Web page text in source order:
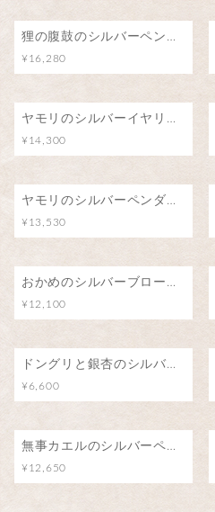
狸の腹鼓のシルバーペンダント/月明りの下で
¥16,280
ヤモリのシルバーイヤリング/阿吽
¥14,300
ヤモリのシルバーペンダント
¥13,530
おかめのシルバーブローチ（ピンバッジ）
¥12,100
ドングリと銀杏のシルバーブローチ（ピンバッジ）
¥6,600
無事カエルのシルバーペンダント/カエル号に乗って
¥12,650